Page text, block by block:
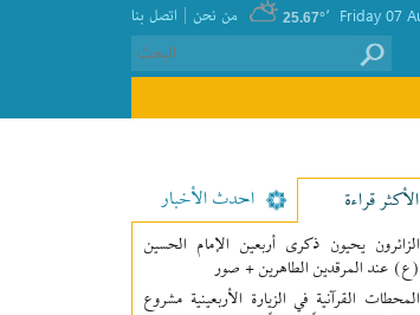
اتصل بنا | من نحن 25.67°
الأکثر قراءة احدث الأخبار
الزائرون يحيون ذكرى أربعين الإمام الحسين
(ع) عند المرقدين الطاهرين + صور
المحطات القرآنية في الزيارة الأربعينية مشروع